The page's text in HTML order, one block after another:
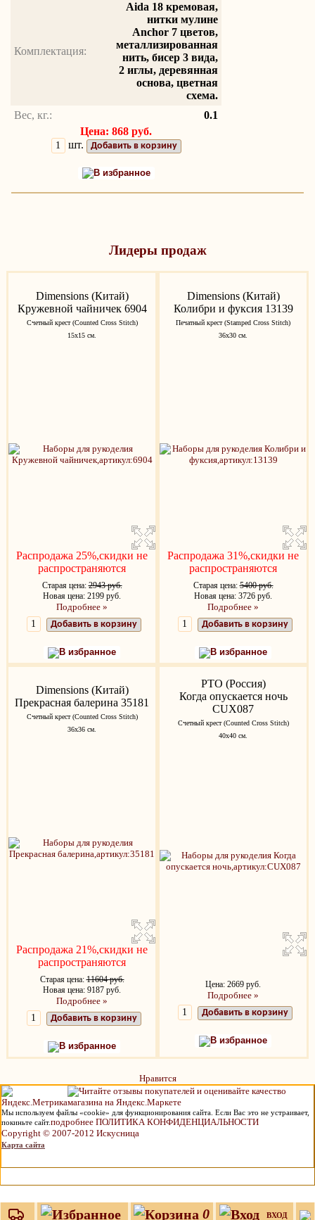
0 ВХОД
Комплектация:
Aida 18 кремовая,
нитки мулине
Anchor 7 цветов,
металлизированная
нить, бисер 3 вида,
2 иглы, деревянная
основа, цветная
схема.
Вес, кг.:
0.1
Цена: 868 руб.
шт.
Добавить в корзину
В избранное
Лидеры продаж
Dimensions (Китай)
Кружевной чайничек 6904
Счетный крест (Counted Cross Stitch)
15x15 см.
Распродажа 25%,скидки не
распространяются
Старая цена:2943 руб.
Новая цена: 2199 руб.
Подробнее »
Добавить в корзину
В избранное
Dimensions (Китай)
Колибри и фуксия 13139
Печатный крест (Stamped Cross Stitch)
36х30 см.
Распродажа 31%,скидки не
распространяются
Старая цена:5400 руб.
Новая цена: 3726 руб.
Подробнее »
Добавить в корзину
В избранное
Dimensions (Китай)
Прекрасная балерина 35181
Счетный крест (Counted Cross Stitch)
36х36 см.
Распродажа 21%,скидки не
распространяются
Старая цена:11604 руб.
Новая цена: 9187 руб.
Подробнее »
Добавить в корзину
В избранное
РТО (Россия)
Когда опускается ночь
CUX087
Счетный крест (Counted Cross Stitch)
40х40 см.
Цена: 2669 руб.
Подробнее »
Добавить в корзину
В избранное
Нравится
Мы используем файлы «cookie» для функционирования сайта. Если Вас это не устраивает,
покиньте сайт.подробнее ПОЛИТИКА КОНФИДЕНЦИАЛЬНОСТИ
Copyright © 2007-2012 Искусница
Карта сайта